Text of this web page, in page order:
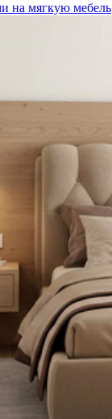
на мягкую мебель